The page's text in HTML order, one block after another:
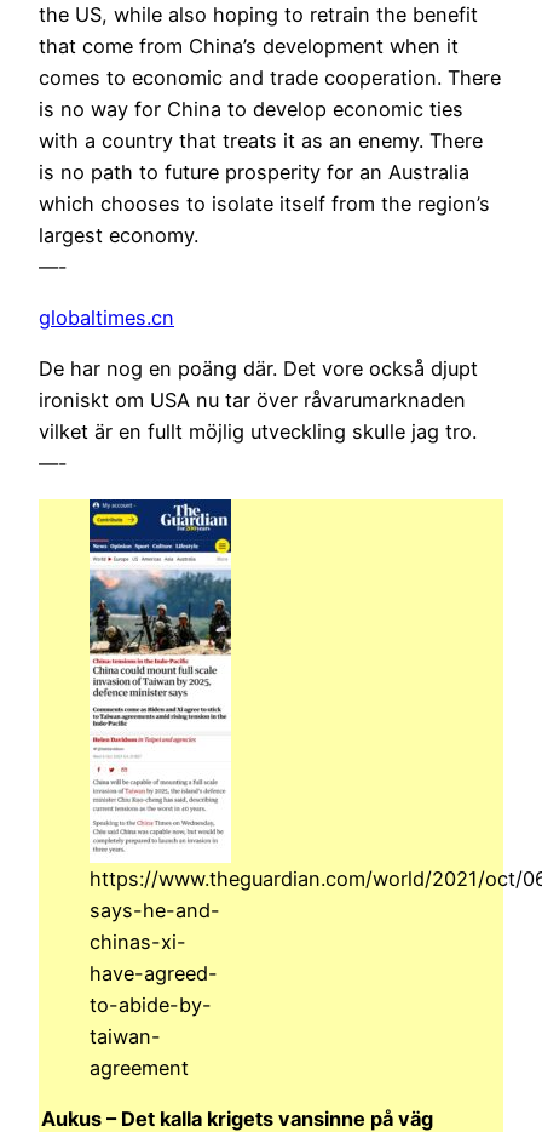
the US, while also hoping to retrain the benefit
that come from China’s development when it
comes to economic and trade cooperation. There
is no way for China to develop economic ties
with a country that treats it as an enemy. There
is no path to future prosperity for an Australia
which chooses to isolate itself from the region’s
largest economy.
—-
globaltimes.cn
De har nog en poäng där. Det vore också djupt
ironiskt om USA nu tar över råvarumarknaden
vilket är en fullt möjlig utveckling skulle jag tro.
—-
https://www.theguardian.com/world/2021/oct/
says-he-and-
chinas-xi-
have-agreed-
to-abide-by-
taiwan-
agreement
Aukus – Det kalla krigets vansinne på väg